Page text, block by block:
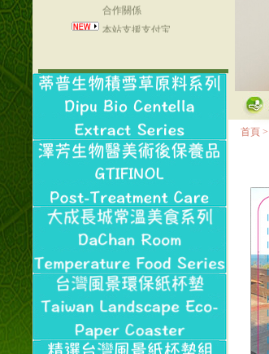
本站支援支付宝
2017年1月1日起，中国大
首頁 >